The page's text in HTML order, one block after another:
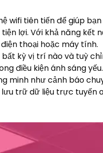
wifi tiên tiến để giúp
lợi. Với khả năng kết
thoại hoặc máy tính.
bất kỳ vị trí nào và tuỳ
điều kiện ánh sáng yếu.
minh như cảnh báo
trữ dữ liệu trực tuyến